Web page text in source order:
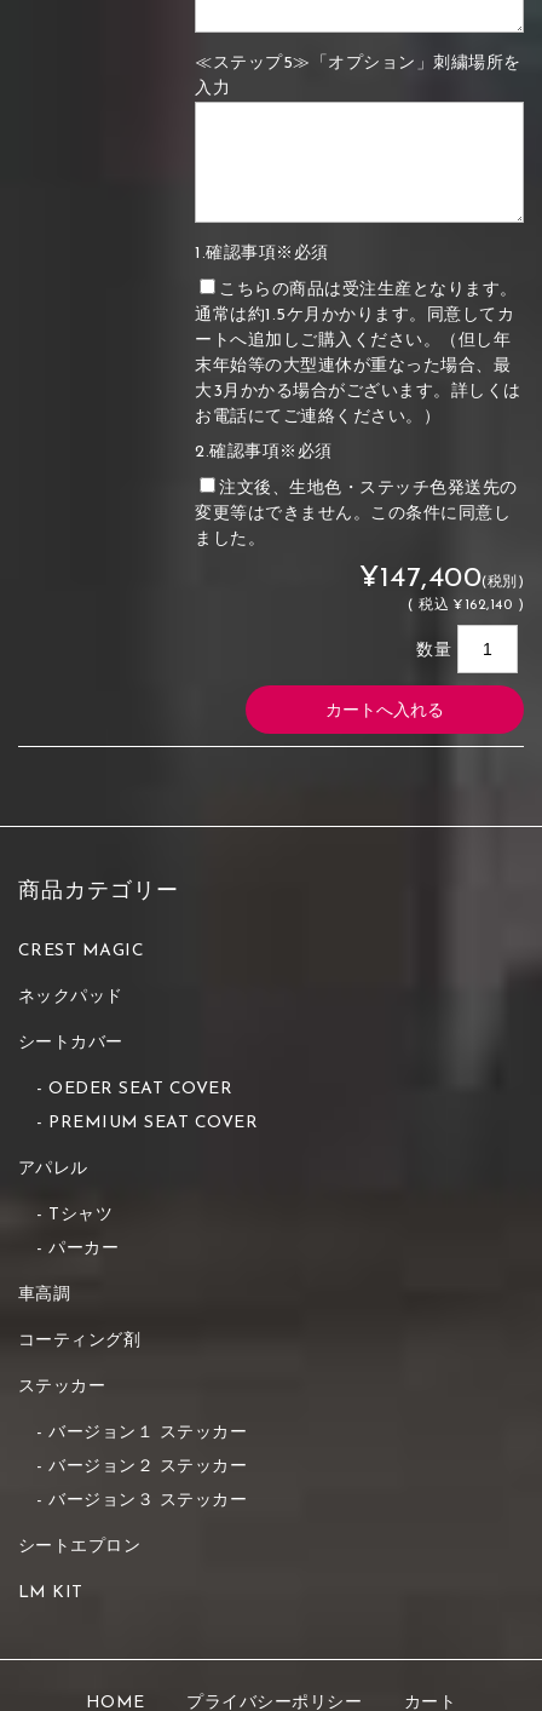
≪ステップ5≫「オプション」刺繍場所を
入力
1.確認事項※必須
こちらの商品は受注生産となります。
通常は約1.5ケ月かかります。同意してカ
ートへ追加しご購入ください。（但し年
末年始等の大型連休が重なった場合、最
大3月かかる場合がございます。詳しくは
お電話にてご連絡ください。）
2.確認事項※必須
注文後、生地色・ステッチ色発送先の
変更等はできません。この条件に同意し
ました。
¥147,400(税別)
(税込 ¥162,140 )
数量
商品カテゴリー
CREST MAGIC
ネックパッド
シートカバー
OEDER SEAT COVER
PREMIUM SEAT COVER
アパレル
Tシャツ
パーカー
車高調
コーティング剤
ステッカー
バージョン１ ステッカー
バージョン２ ステッカー
バージョン３ ステッカー
シートエプロン
LM KIT
HOME プライバシーポリシー カート